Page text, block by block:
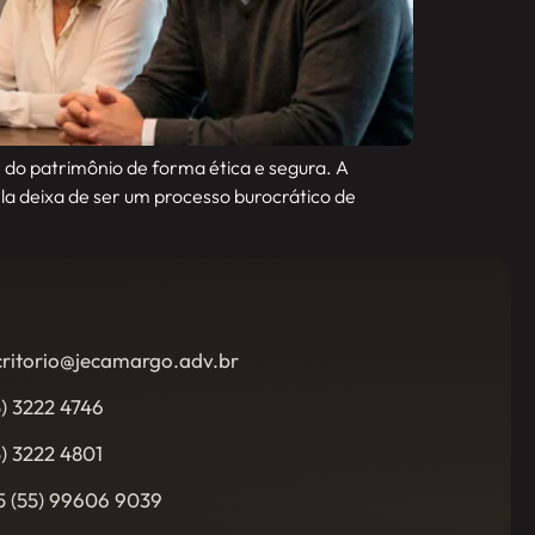
patrimônio de forma ética e segura. A
deixa de ser um processo burocrático de
3222 4746
3222 4801
(55) 99606 9039